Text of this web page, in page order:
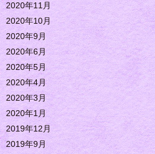
2020年11月
2020年10月
2020年9月
2020年6月
2020年5月
2020年4月
2020年3月
2020年1月
2019年12月
2019年9月